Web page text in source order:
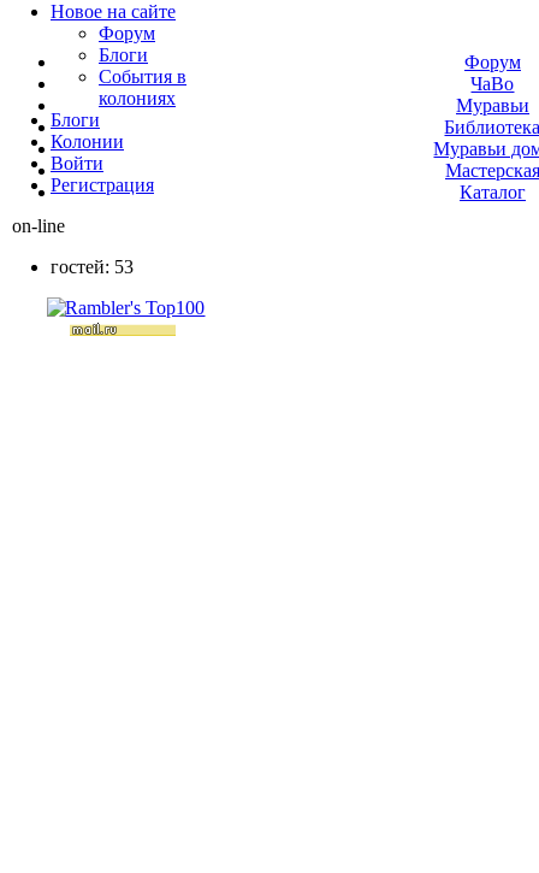
Новое на сайте
Форум
Блоги
События в
колониях
Блоги
Колонии
Войти
Peгиcтpaция
on-line
гостей: 53
Форум
ЧаВо
Муравьи
Муравьи
Мастерская
Каталог